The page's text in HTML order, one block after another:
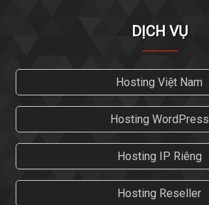
DỊCH VỤ
Hosting Việt Nam
Hosting WordPress
Hosting IP Riêng
Hosting Reseller